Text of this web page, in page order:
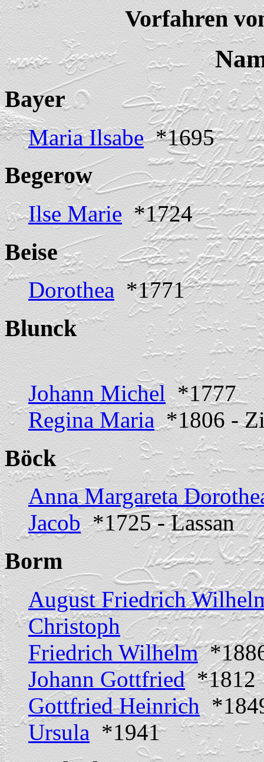
Vorfahren
Bayer
Maria Ilsabe*1695
Begerow
Ilse Marie*1724
Beise
Dorothea *1771
Blunck
Johann Michel*1777
Regina Maria *1806 -
Böck
Anna Margareta
Jacob*1725 - Lassan
Borm
August Friedrich
Christoph
Friedrich Wilhelm
Johann Gottfried*1812
Gottfried Heinrich
Ursula *1941